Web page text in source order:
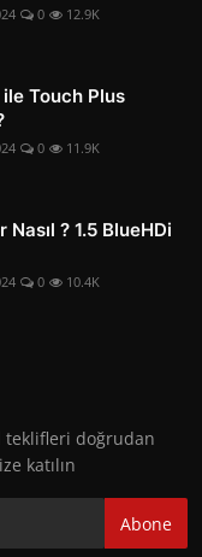
0 12.9K
Touch Plus
0 11.9K
? 1.5 BlueHDi
0 10.4K
teklifleri doğrudan
katılın
Abone